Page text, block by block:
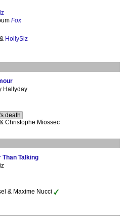
Fox
& HollySiz
Hallyday
death
& Christophe Miossec
Than Talking
& Maxime Nucci